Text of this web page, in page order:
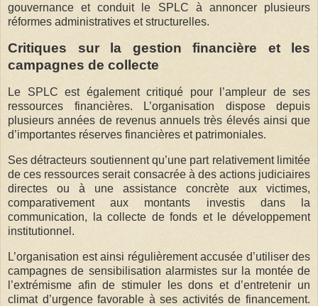
gouvernance et conduit le SPLC à annoncer plusieurs
réformes administratives et structurelles.
Critiques sur la gestion financière et les
campagnes de collecte
Le SPLC est également critiqué pour l’ampleur de ses
ressources financières. L’organisation dispose depuis
plusieurs années de revenus annuels très élevés ainsi que
d’importantes réserves financières et patrimoniales.
Ses détracteurs soutiennent qu’une part relativement limitée
de ces ressources serait consacrée à des actions judiciaires
directes ou à une assistance concrète aux victimes,
comparativement aux montants investis dans la
communication, la collecte de fonds et le développement
institutionnel.
L’organisation est ainsi régulièrement accusée d’utiliser des
campagnes de sensibilisation alarmistes sur la montée de
l’extrémisme afin de stimuler les dons et d’entretenir un
climat d’urgence favorable à ses activités de financement.